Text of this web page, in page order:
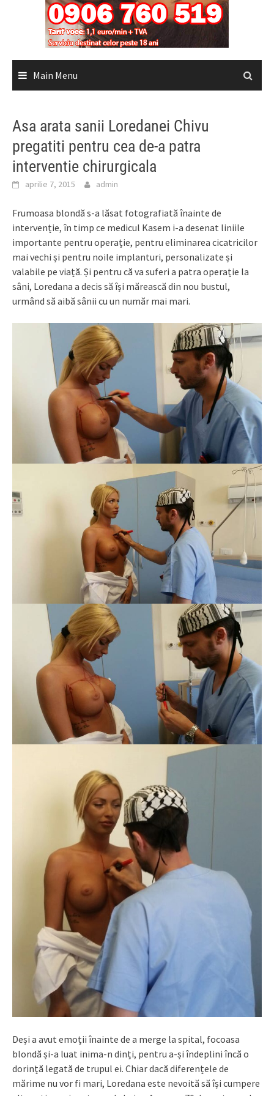
Main Menu
Asa arata sanii Loredanei Chivu
pregatiti pentru cea de-a patra
interventie chirurgicala
aprilie 7, 2015 admin
Frumoasa blondă s-a lăsat fotografiată înainte de
intervenție, în timp ce medicul Kasem i-a desenat liniile
importante pentru operație, pentru eliminarea cicatricilor
mai vechi și pentru noile implanturi, personalizate și
valabile pe viață. Și pentru că va suferi a patra operație la
sâni, Loredana a decis să își mărească din nou bustul,
urmând să aibă sânii cu un număr mai mari.
Deși a avut emoții înainte de a merge la spital, focoasa
blondă și-a luat inima-n dinți, pentru a-și îndeplini încă o
dorință legată de trupul ei. Chiar dacă diferențele de
mărime nu vor fi mari, Loredana este nevoită să își cumpere